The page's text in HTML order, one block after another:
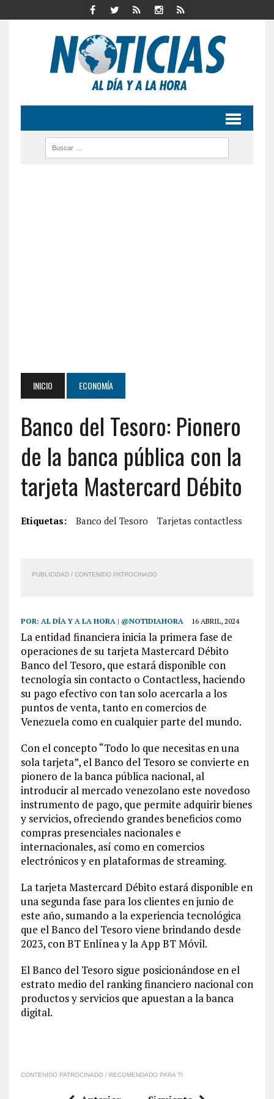
INICIO ECONOMÍA
Banco del Tesoro: Pionero
de la banca pública con la
tarjeta Mastercard Débito
Etiquetas: Banco del Tesoro Tarjetas contactless
PUBLICIDAD / CONTENIDO PATROCINADO
POR: AL DÍA Y A LA HORA | @NOTIDIAHORA 16 ABRIL, 2024
La entidad financiera inicia la primera fase de
operaciones de su tarjeta Mastercard Débito
Banco del Tesoro, que estará disponible con
tecnología sin contacto o Contactless, haciendo
su pago efectivo con tan solo acercarla a los
puntos de venta, tanto en comercios de
Venezuela como en cualquier parte del mundo.
Con el concepto “Todo lo que necesitas en una
sola tarjeta”, el Banco del Tesoro se convierte en
pionero de la banca pública nacional, al
introducir al mercado venezolano este novedoso
instrumento de pago, que permite adquirir bienes
y servicios, ofreciendo grandes beneficios como
compras presenciales nacionales e
internacionales, así como en comercios
electrónicos y en plataformas de streaming.
La tarjeta Mastercard Débito estará disponible en
una segunda fase para los clientes en junio de
este año, sumando a la experiencia tecnológica
que el Banco del Tesoro viene brindando desde
2023, con BT Enlínea y la App BT Móvil.
El Banco del Tesoro sigue posicionándose en el
estrato medio del ranking financiero nacional con
productos y servicios que apuestan a la banca
digital.
CONTENIDO PATROCINADO / RECOMENDADO PARA TI